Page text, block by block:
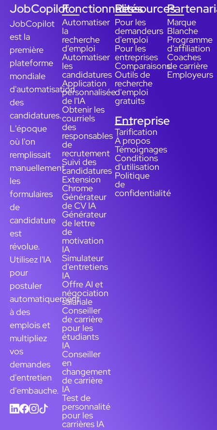
JobCopilot
JobCopilot
est la
première
plateforme
mondiale
d'automatisation
des
candidatures.
L'époque
où l'on
remplissait
manuellement
les
formulaires
de
candidature
est
révolue.
Utilisez l'IA
pour
postuler
automatiquement
à des
emplois et
multipliez
vos
demandes
d'entretien
d'embauche.
Fonctionnalités
Automatiser
la
recherche
d'emploi
Automatiser
les
candidatures
Application
personnalisée
de l'IA
Obtenir les
courriels
des
responsables
de
recrutement
Suivi des
candidatures
Extension
Chrome
Générateur
de CV IA
Générateur
de lettre
de
motivation
IA
Simulateur
d'entretiens
IA
Offre AI et
négociation
salariale
Conseiller
de carrière
pour les
étudiants
IA
Conseiller
en
changement
de carrière
IA
Test de
personnalité
pour les
carrières IA
Ressources
Pour les
demandeurs
d'emploi
Pour les
entreprises
Comparaisons
Outils de
recherche
d'emploi
gratuits
Entreprise
Tarification
À propos
Témoignages
Conditions
d'utilisation
Politique
de
confidentialité
Marque
Blanche
Programme
d'affiliation
Coaches
de carrière
Employeurs